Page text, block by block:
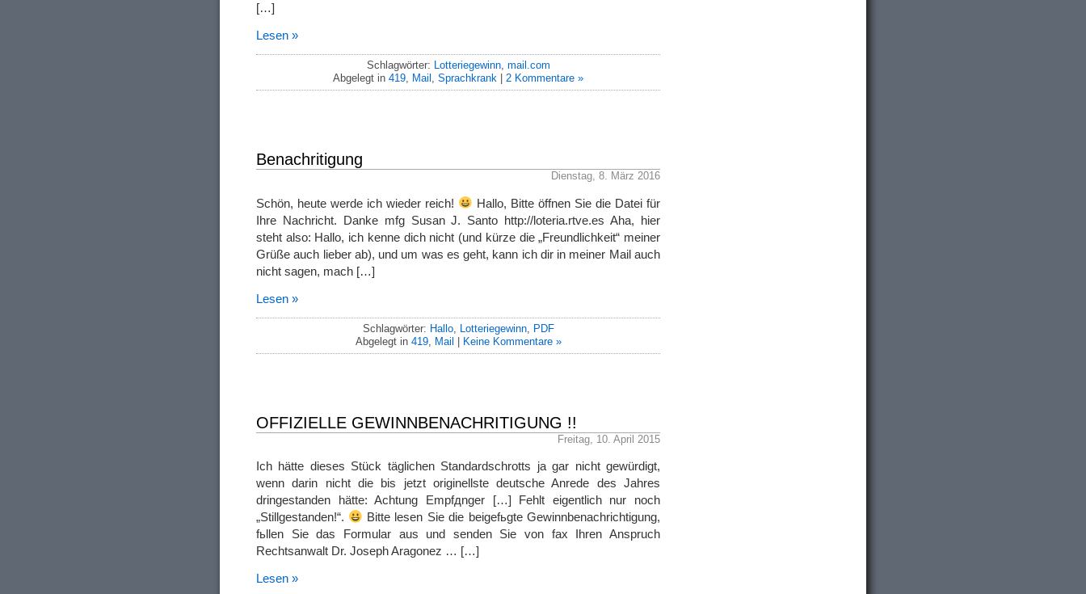
[…]
Lesen »
Schlagwörter: Lotteriegewinn, mail.com
Abgelegt in 419, Mail , Sprachkrank 2 Kommentare »
Benachritigung
Dienstag, 8. März 2016
Schön, heute werde ich wieder reich!
Hallo, Bitte öffnen Sie die Datei für
Ihre Nachricht. Danke mfg Susan J. Santo http://loteria.rtve.es Aha, hier
steht also: Hallo, ich kenne dich nicht (und kürze die „Freundlichkeit“ meiner
Grüße auch lieber ab), und um was es geht, kann ich dir in meiner Mail auch
nicht sagen, mach […]
Lesen »
Schlagwörter: Hallo, Lotteriegewinn,
PDF
Abgelegt in 419, Mail Keine Kommentare »
OFFIZIELLE GEWINNBENACHRITIGUNG !!
Freitag, 10. April 2015
Ich hätte dieses Stück täglichen Standardschrotts ja gar nicht gewürdigt,
wenn darin nicht die bis jetzt originellste deutsche Anrede des Jahres
dringestanden hätte: Achtung Empfдnger […] Fehlt eigentlich nur noch
„Stillgestanden!“.
Bitte lesen Sie die beigefьgte Gewinnbenachrichtigung,
fьllen Sie das Formular aus und senden Sie von fax Ihren Anspruch
Rechtsanwalt Dr. Joseph Aragonez … […]
Lesen »